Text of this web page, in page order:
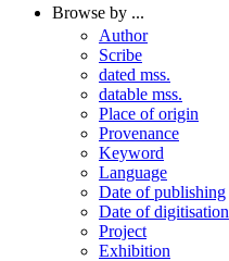
Browse by ...
Author
Scribe
dated mss.
datable mss.
Place of origin
Provenance
Keyword
Language
Date of publishing
Date of digitisation
Project
Exhibition